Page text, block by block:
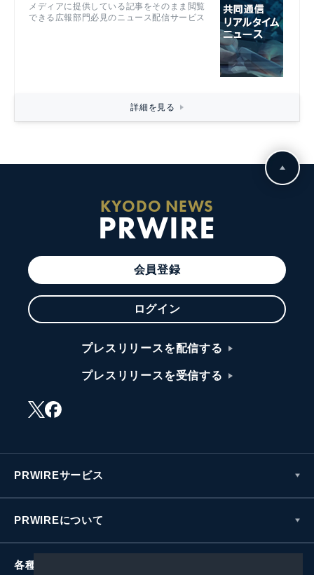
メディアに提供している記事をそのまま閲覧
できる広報部門必見のニュース配信サービス
詳細を見る
KYODO NEWS
PRWIRE
会員登録
ログイン
プレスリリースを配信する
プレスリリースを受信する
PRWIREサービス
PRWIREについて
各種お問い合わせ